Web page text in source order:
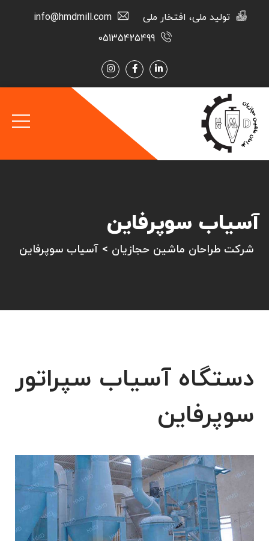
تولید ملی، افتخار ملی
05135425499
آسیاب سوپرفاین
شرکت طراحان ماشین حجازیان > آسیاب سوپرفاین
دستگاه آسیاب سپراتور
سوپرفاین